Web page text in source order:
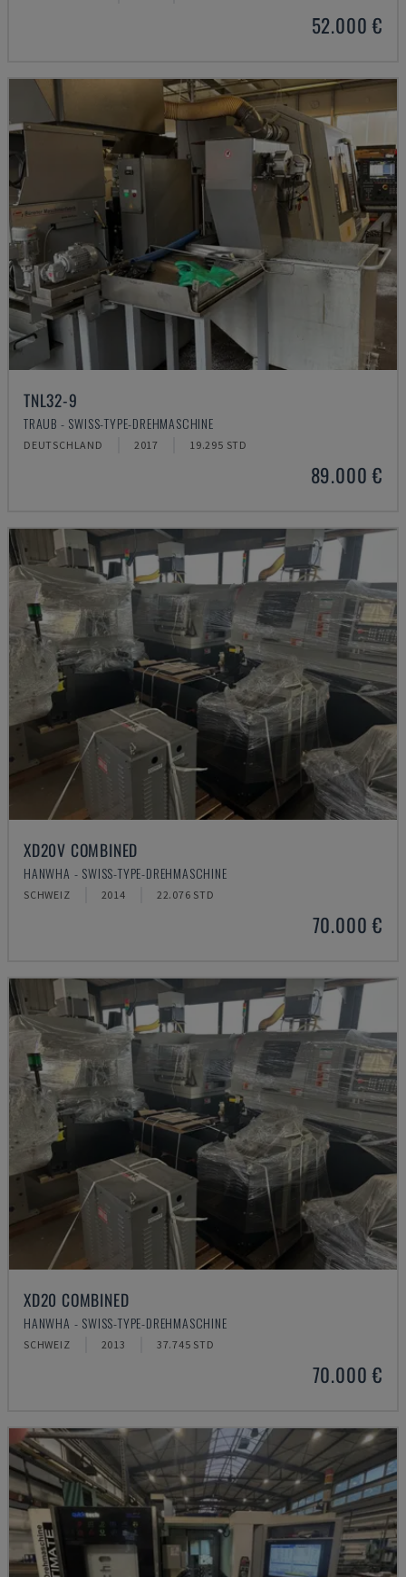
52.000 €
TNL32-9
TRAUB - SWISS-TYPE-DREHMASCHINE
DEUTSCHLAND 2017 19.295 STD
89.000 €
XD20V COMBINED
HANWHA - SWISS-TYPE-DREHMASCHINE
SCHWEIZ 2014 22.076 STD
70.000 €
XD20 COMBINED
HANWHA - SWISS-TYPE-DREHMASCHINE
SCHWEIZ 2013 37.745 STD
70.000 €